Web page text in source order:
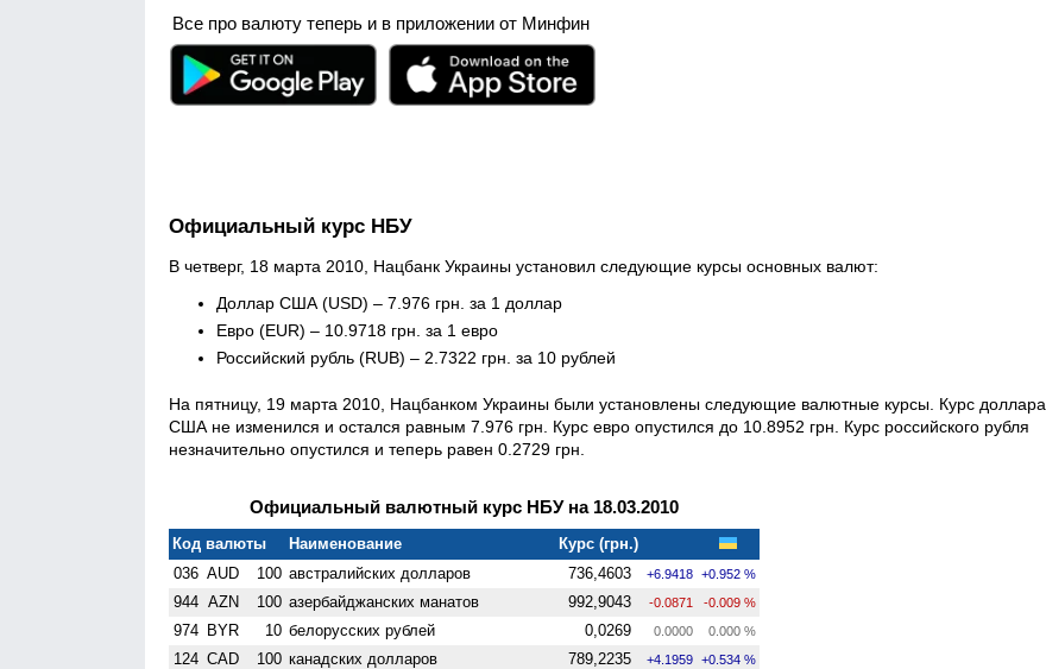
Все про валюту теперь и в приложении от Минфин
Официальный курс НБУ
В четверг, 18 марта 2010, Нацбанк Украины установил следующие курсы основных валют:
Доллар США (USD) – 7.976 грн. за 1 доллар
Евро (EUR) – 10.9718 грн. за 1 евро
Российский рубль (RUB) – 2.7322 грн. за 10 рублей
На пятницу, 19 марта 2010, Нацбанком Украины были установлены следующие валютные курсы. Курс доллара
США не изменился и остался равным 7.976 грн. Курс евро опустился до 10.8952 грн. Курс российского рубля
незначительно опустился и теперь равен 0.2729 грн.
Официальный валютный курс НБУ на 18.03.2010
Код валюты Наименование
Курс (грн.)
036 AUD 100 австралийских долларов 736,4603 +6.9418 +0.952 %
944 AZN 100 азербайджанских манатов 992,9043 -0.0871 -0.009 %
974 BYR 10 белорусских рублей 0,0269 0.0000 0.000 %
124 CAD 100 канадских долларов 789,2235 +4.1959 +0.534 %